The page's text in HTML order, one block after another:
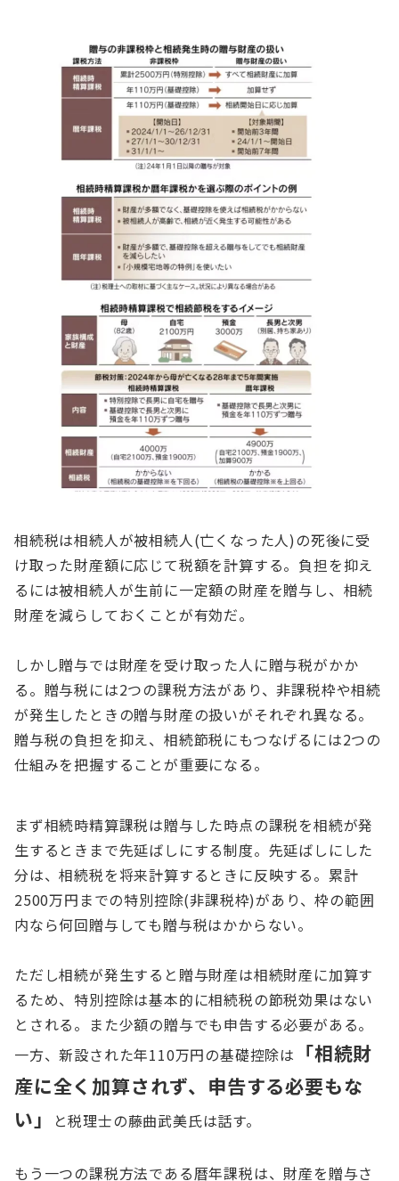
相続税は相続人が被相続人(亡くなった人)の死後に受
け取った財産額に応じて税額を計算する。負担を抑え
るには被相続人が生前に一定額の財産を贈与し、相続
財産を減らしておくことが有効だ。
しかし贈与では財産を受け取った人に贈与税がかか
る。贈与税には2つの課税方法があり、非課税枠や相続
が発生したときの贈与財産の扱いがそれぞれ異なる。
贈与税の負担を抑え、相続節税にもつなげるには2つの
仕組みを把握することが重要になる。
まず相続時精算課税は贈与した時点の課税を相続が発
生するときまで先延ばしにする制度。先延ばしにした
分は、相続税を将来計算するときに反映する。累計
2500万円までの特別控除(非課税枠)があり、枠の範囲
内なら何回贈与しても贈与税はかからない。
ただし相続が発生すると贈与財産は相続財産に加算す
るため、特別控除は基本的に相続税の節税効果はない
とされる。また少額の贈与でも申告する必要がある。
一方、新設された年110万円の基礎控除は
「相続財
産に全く加算されず、申告する必要もな
い」
と税理士の藤曲武美氏は話す。
もう一つの課税方法である暦年課税は、財産を贈与さ